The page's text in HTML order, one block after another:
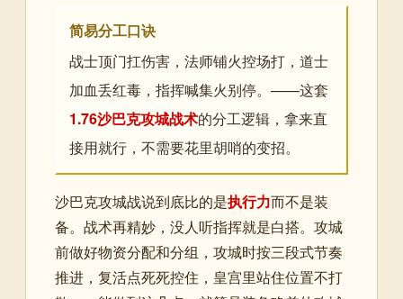
简易分工口诀
战士顶门扛伤害，法师铺火控场打，道士
加血丢红毒，指挥喊集火别停。——这套
1.76沙巴克攻城战术的分工逻辑，拿来直
接用就行，不需要花里胡哨的变招。
沙巴克攻城战说到底比的是执行力而不是装
备。战术再精妙，没人听指挥就是白搭。攻城
前做好物资分配和分组，攻城时按三段式节奏
推进，复活点死死控住，皇宫里站住位置不打